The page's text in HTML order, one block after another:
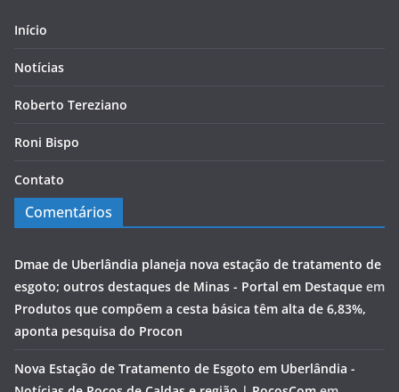
Início
Notícias
Roberto Tereziano
Roni Bispo
Contato
Comentários
Dmae de Uberlândia planeja nova estação de tratamento de
esgoto; outros destaques de Minas - Portal em Destaque em
Produtos que compõem a cesta básica têm alta de 6,83%,
aponta pesquisa do Procon
Nova Estação de Tratamento de Esgoto em Uberlândia -